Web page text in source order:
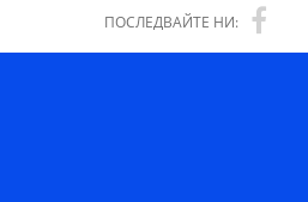
ПОСЛЕДВАЙТЕ НИ: